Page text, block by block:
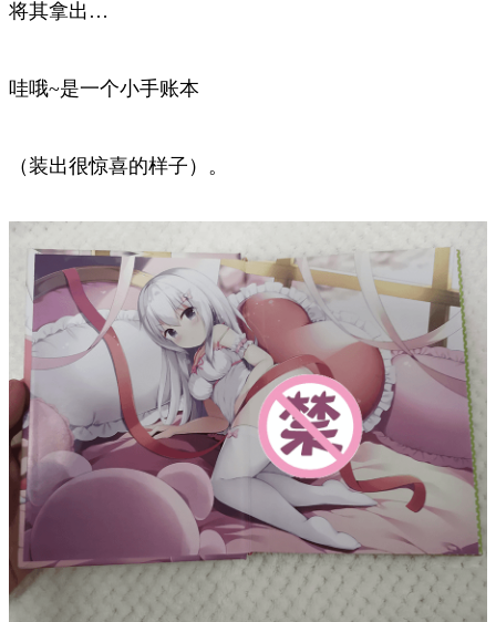
将其拿出…
哇哦~是一个小手账本
（装出很惊喜的样子）。